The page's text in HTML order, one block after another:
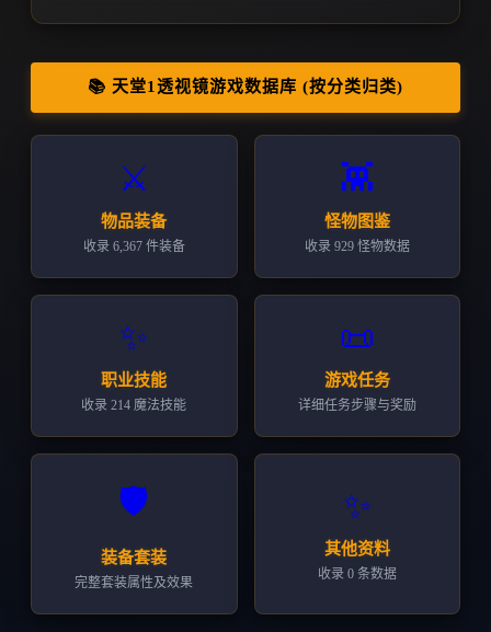
📚 天堂1透视镜游戏数据库 (按分类归类)
⚔️
物品装备
收录 6,367 件装备
👾
怪物图鉴
收录 929 怪物数据
✨
职业技能
收录 214 魔法技能
📜
游戏任务
详细任务步骤与奖励
🛡️
装备套装
完整套装属性及效果
✨
其他资料
收录 0 条数据